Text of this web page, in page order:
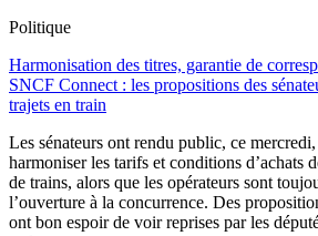
Politique
Harmonisation des titres, garantie de
SNCF Connect : les propositions des
trajets en train
Les sénateurs ont rendu public, ce
harmoniser les tarifs et conditions d’achats
de trains, alors que les opérateurs sont
l’ouverture à la concurrence. Des
ont bon espoir de voir reprises par les